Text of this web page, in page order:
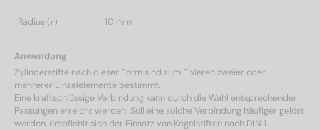
Radius (r) 10 mm
Anwendung
Zylinderstifte nach dieser Form sind zum Fixieren zweier oder
mehrerer Einzelelemente bestimmt.
Eine kraftschlüssige Verbindung kann durch die Wahl entsprechender
Passungen erreicht werden. Soll eine solche Verbindung häufiger gelöst
werden, empfiehlt sich der Einsatz von Kegelstiften nach DIN 1.